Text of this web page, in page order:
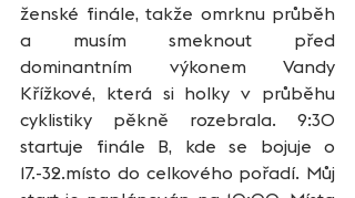
ženské finále, takže omrknu průběh
a musím smeknout před
dominantním výkonem Vandy
Křížkové, která si holky v průběhu
cyklistiky pěkně rozebrala. 9:30
startuje finále B, kde se bojuje o
17.-32.místo do celkového pořadí. Můj